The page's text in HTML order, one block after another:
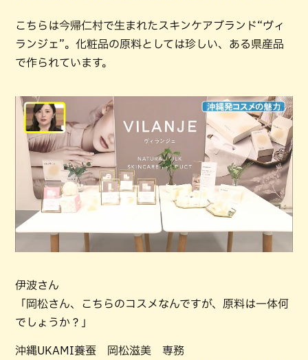
こちらは今帰仁村で生まれたスキンケアブランド“ヴィ
ランジェ”。化粧品の原料としては珍しい、ある県産品
で作られています。
伊波さん
「岡松さん、こちらのコスメなんですが、原料は一体何
でしょうか？」
沖縄UKAMI養蚕 岡松滋美 専務